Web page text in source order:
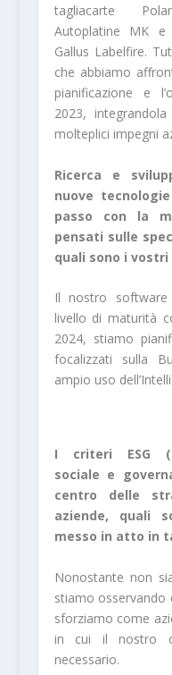
tagliacarte
Autoplatine MK e
Gallus Labelfire.
che abbiamo
pianificazione e
2023,
molteplici impegni
Ricerca e
nuove
passo con la
pensati sulle
quali sono i
Il nostro
livello di maturità
2024, stiamo
focalizzati sulla
ampio uso
I criteri ESG
sociale e
centro delle
aziende, quali
messo in atto in
Nonostante non
stiamo osservando
sforziamo come
in cui il nostro
necessario.